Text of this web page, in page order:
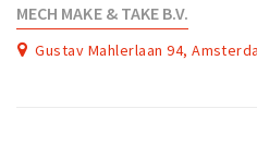
MECH MAKE & TAKE B.V.
Gustav Mahlerlaan 94,